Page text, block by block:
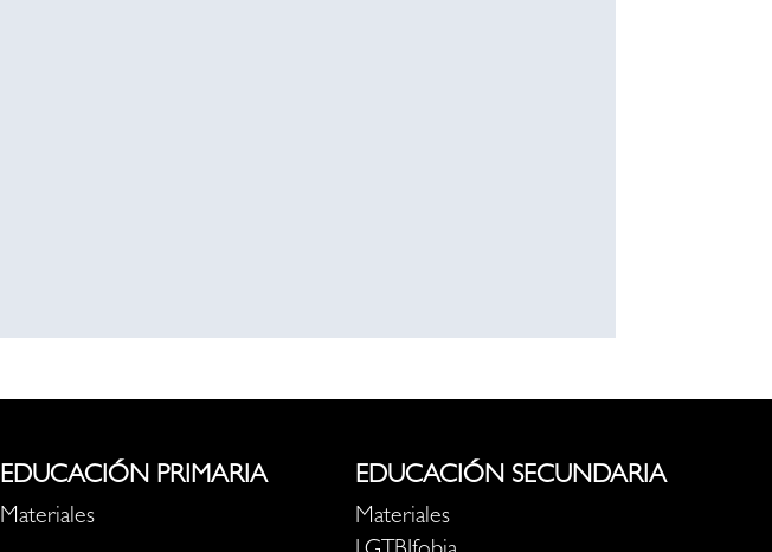
EDUCACIÓN PRIMARIA
Materiales
EDUCACIÓN SECUNDARIA
Materiales